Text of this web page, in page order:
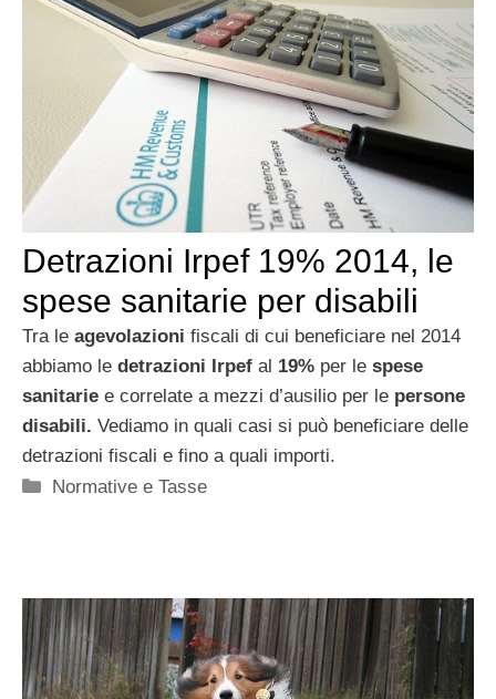
Detrazioni Irpef 19% 2014, le
spese sanitarie per disabili
Tra le agevolazioni fiscali di cui beneficiare nel 2014
abbiamo le detrazioni Irpef al 19% per le spese
sanitarie e correlate a mezzi d’ausilio per le persone
disabili. Vediamo in quali casi si può beneficiare delle
detrazioni fiscali e fino a quali importi.
Categorie
Normative e Tasse